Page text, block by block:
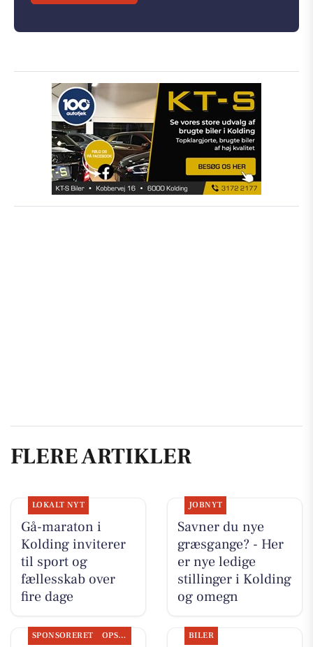
FLERE ARTIKLER
LOKALT NYT
Gå-maraton i
Kolding inviterer
til sport og
fællesskab over
fire dage
JOBNYT
Savner du nye
græsgange? - Her
er nye ledige
stillinger i Kolding
og omegn
SPONSORERET OPSLAGSTAVLEN BILER